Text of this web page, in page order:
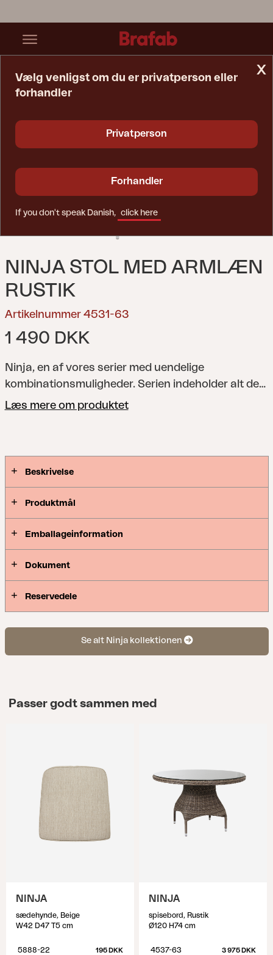
NINJA STOL MED ARMLÆN
RUSTIK
Artikelnummer 4531-63
1 490 DKK
Ninja, en af vores serier med uendelige
kombinationsmuligheder. Serien indeholder alt det,
du behøver for at lave en skøn sofagruppe eller et
Læs mere om produktet
Beskrivelse
Produktmål
Emballageinformation
Dokument
Reservedele
Se alt Ninja kollektionen
Passer godt sammen med
NINJA
sædehynde, Beige
W42 D47 T5 cm
5888-22 195 DKK
NINJA
spisebord, Rustik
Ø120 H74 cm
4537-63 3 975 DKK
x
Vælg venligst om du er privatperson eller
forhandler
Privatperson
Forhandler
If you don't speak Danish, click here